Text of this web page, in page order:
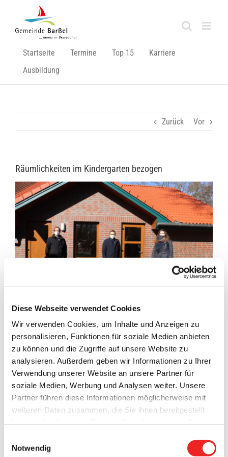
Diese Webseite verwendet Cookies
Wir verwenden Cookies, um Inhalte und Anzeigen zu
personalisieren, Funktionen für soziale Medien anbieten
zu können und die Zugriffe auf unsere Website zu
analysieren. Außerdem geben wir Informationen zu Ihrer
Verwendung unserer Website an unsere Partner für
soziale Medien, Werbung und Analysen weiter. Unsere
Partner führen diese Informationen möglicherweise mit
weiteren Daten zusammen, die Sie ihnen bereitgestellt
werden auch bei der Auswahl von
gesetzt.
Notwendig
springen
Startseite Termine Top 15
Karriere
Ausbildung
Zurück Vor
Räumlichkeiten im Kindergarten bezogen
Zeige
grösseres
Bild
Die Bauarbeiten am Jona-Kindergarten in Elisabethfehn
sind nun abgeschlossen. Im dortigen Erweiterungsbau, der
aus einem neuen Gruppenraum mit Nebenräumen besteht,
konnten Anfang März dieses Jahres die ersten
Kindergarten-Kinder einziehen.
Dass das neue Gebäude nun fertiggestellt ist, freut Maja
Wiechmann. Sie nahmen nun eine Besichtigung der